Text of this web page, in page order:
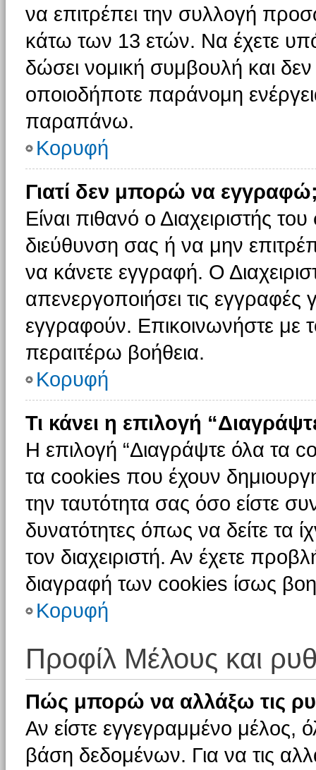
να επιτρέπει την συλλογή
κάτω των 13 ετών. Να έχετε
δώσει νομική συμβουλή και δεν
οποιοδήποτε παράνομη
παραπάνω.
Κορυφή
Γιατί δεν μπορώ να
Είναι πιθανό ο Διαχειριστής
διεύθυνση σας ή να μην
να κάνετε εγγραφή. Ο
απενεργοποιήσει τις εγγραφές
εγγραφούν. Επικοινωνήστε με
περαιτέρω βοήθεια.
Κορυφή
Τι κάνει η επιλογή
Η επιλογή “Διαγράψτε όλα τα
τα cookies που έχουν
την ταυτότητα σας όσο είστε
δυνατότητες όπως να δείτε τα
τον διαχειριστή. Αν έχετε
διαγραφή των cookies ίσως
Κορυφή
Προφίλ Μέλους και
Πώς μπορώ να αλλάξω τις
Αν είστε εγγεγραμμένο μέλος,
βάση δεδομένων. Για να τις